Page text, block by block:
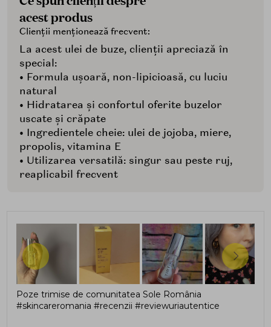
acest produs
Clienții menționează frecvent:
La acest ulei de buze, clienții apreciază în
special:
• Formula ușoară, non-lipicioasă, cu luciu
natural
• Hidratarea și confortul oferite buzelor
uscate și crăpate
• Ingredientele cheie: ulei de jojoba, miere,
propolis, vitamina E
• Utilizarea versatilă: singur sau peste ruj,
reaplicabil frecvent
Poze trimise de comunitatea Sole România
#skincareromania #recenzii #reviewuriautentice